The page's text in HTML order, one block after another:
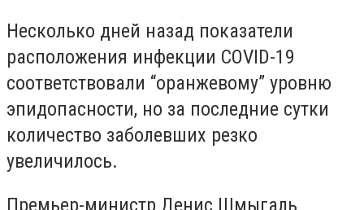
Несколько дней назад показатели
расположения инфекции COVID-19
соответствовали “оранжевому” уровню
эпидопасности, но за последние сутки
количество заболевших резко
увеличилось.
Премьер-министр Денис Шмыгаль